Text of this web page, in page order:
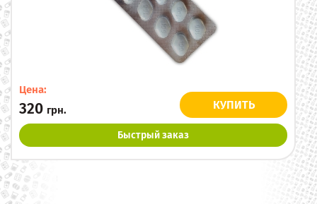
Цена:
320 грн. КУПИТЬ
Быстрый заказ